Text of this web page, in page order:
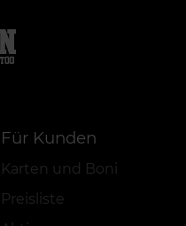
Für Kunden
Karten und Boni
Preisliste